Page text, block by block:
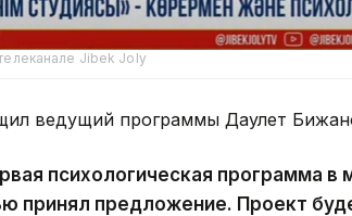
Jibek Joly
ведущий программы Даулет
психологическая программа в
принял предложение. Проект